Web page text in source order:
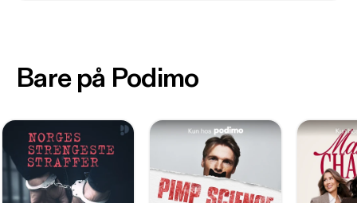
Bare på Podimo